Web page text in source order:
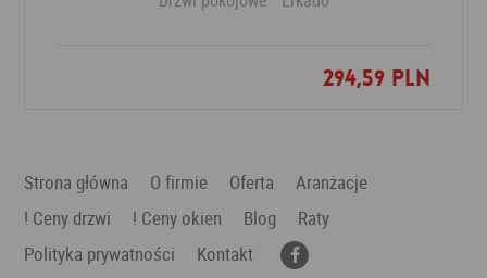
294,59 PLN
Dodaj do ulubionych
Strona główna O firmie Oferta
Aranżacje
! Ceny drzwi
! Ceny okien Blog
Raty
Polityka prywatności
Kontakt